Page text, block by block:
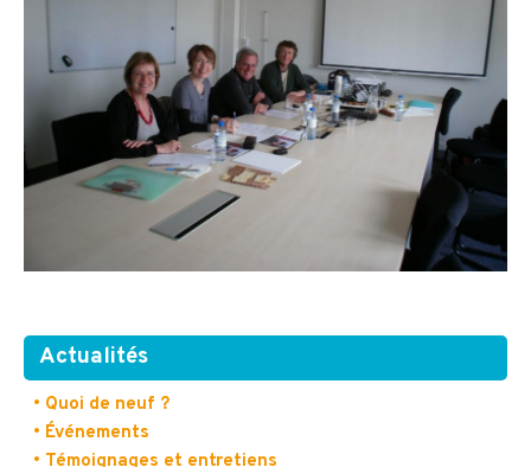
Actualités
• Quoi de neuf ?
• Événements
• Témoignages et entretiens